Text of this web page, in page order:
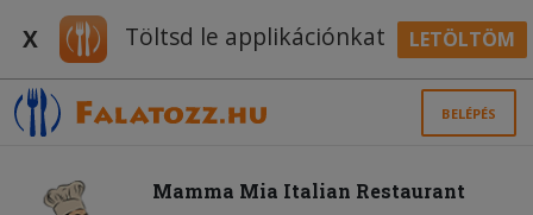
X Töltsd le applikációnkat LETÖLTÖM
BELÉPÉS
Mamma Mia Italian Restaurant